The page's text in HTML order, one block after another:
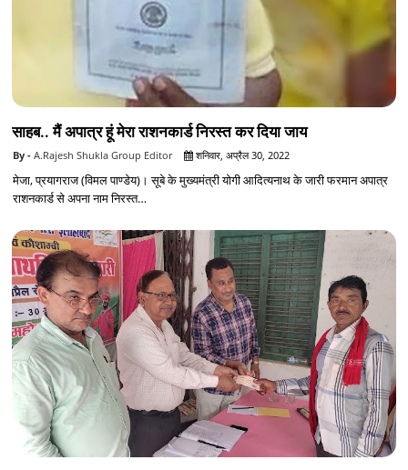
साहब.. मैं अपात्र हूं मेरा राशनकार्ड निरस्त कर दिया जाय
A.Rajesh Shukla Group Editor शनिवार, अप्रैल 30, 2022
मेजा, प्रयागराज (विमल पाण्डेय)। सूबे के मुख्यमंत्री योगी आदित्यनाथ के जारी फरमान अपात्र
राशनकार्ड से अपना नाम निरस्त…